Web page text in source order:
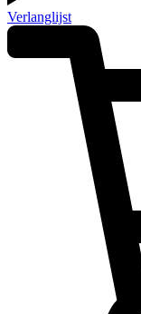
Verlanglijst